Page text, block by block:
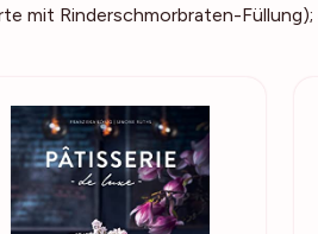
mit Rinderschmorbraten-Füllung);